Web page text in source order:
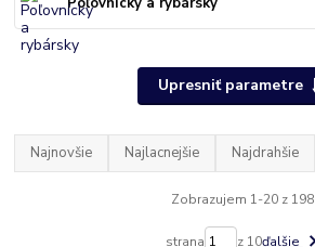
Upresniť parametre
Najnovšie Najlacnejšie Najdrahšie
Zobrazujem 1-20 z 198
strana z 10ďalšie